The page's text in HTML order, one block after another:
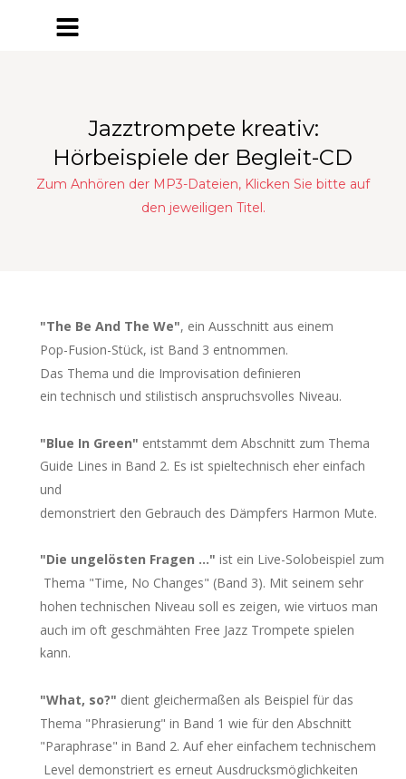
"The Be And The We", ein Ausschnitt aus einem
Pop-Fusion-Stück, ist Band 3 entnommen.
Das Thema und die Improvisation definieren
ein technisch und stilistisch anspruchsvolles Niveau.
"Blue In Green" entstammt dem Abschnitt zum Thema
Guide Lines in Band 2. Es ist spieltechnisch eher einfach
und
demonstriert den Gebrauch des Dämpfers Harmon Mute.
"Die ungelösten Fragen ..." ist ein Live-Solobeispiel zum
Thema "Time, No Changes" (Band 3). Mit seinem sehr
hohen technischen Niveau soll es zeigen, wie virtuos man
auch im oft geschmähten Free Jazz Trompete spielen
kann.
"What, so?" dient gleichermaßen als Beispiel für das
Thema "Phrasierung" in Band 1 wie für den Abschnitt
"Paraphrase" in Band 2. Auf eher einfachem technischem
Level demonstriert es erneut Ausdrucksmöglichkeiten
Jazztrompete kreativ:
Hörbeispiele der Begleit-CD
Zum Anhören der MP3-Dateien, Klicken Sie bitte auf
den jeweiligen Titel.